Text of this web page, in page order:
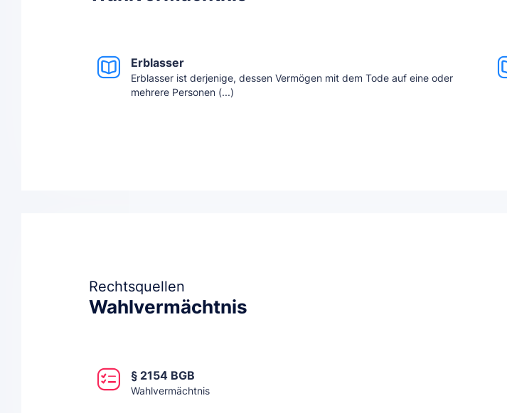
Erblasser
Erblasser ist derjenige, dessen Vermögen mit dem Tode auf eine oder
mehrere Personen (...)
Rechtsquellen
Wahlvermächtnis
§ 2154 BGB
Wahlvermächtnis